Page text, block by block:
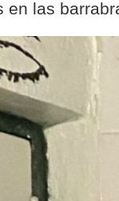
en las